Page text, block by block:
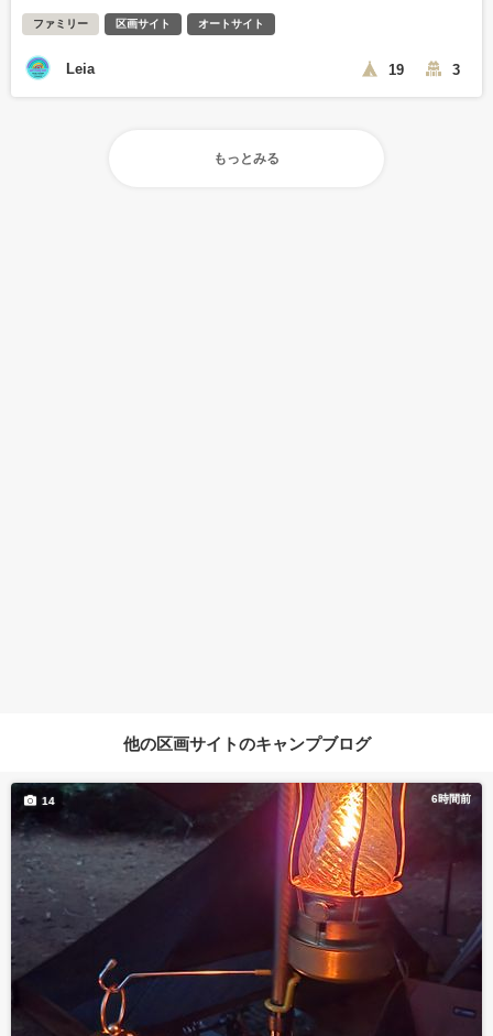
ファミリー 区画サイト オートサイト
Leia 19 3
もっとみる
他の区画サイトのキャンプブログ
6時間前
14